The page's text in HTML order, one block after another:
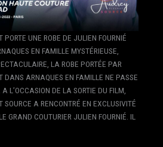
PORTE UNE ROBE DE JULIEN FOURNIÉ
EN FAMILLE MYSTÉRIEUSE,
LA ROBE PORTÉE PAR
DANS ARNAQUES EN FAMILLE NE PASSE
L’OCCASION DE LA SORTIE DU FILM,
SOURCE A RENCONTRÉ EN EXCLUSIVITÉ
GRAND COUTURIER JULIEN FOURNIÉ. IL